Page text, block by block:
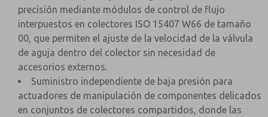
precisión mediante módulos de control de flujo
interpuestos en colectores ISO 15407 W66 de tamaño
00, que permiten el ajuste de la velocidad de la válvula
de aguja dentro del colector sin necesidad de
accesorios externos.
Suministro independiente de baja presión para
actuadores de manipulación de componentes delicados
en conjuntos de colectores compartidos, donde las